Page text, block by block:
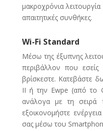
μακροχρόνια
απαιτητικές συνθήκες.
Wi-Fi Standard
Mέσω της έξυπνης
περιβάλλον που εσείς
βρίσκεστε. Κατεβάστε
II ή την Ewpe (από το
ανάλογα με τη σειρά
εξοικονομήστε
σας μέσω του